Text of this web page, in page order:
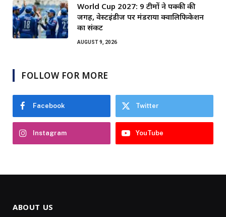
World Cup 2027: 9 टीमों ने पक्की की
जगह, वेस्टइंडीज पर मंडराया क्वालिफिकेशन
का संकट
AUGUST 9, 2026
FOLLOW FOR MORE
Facebook Twitter
Instagram YouTube
ABOUT US